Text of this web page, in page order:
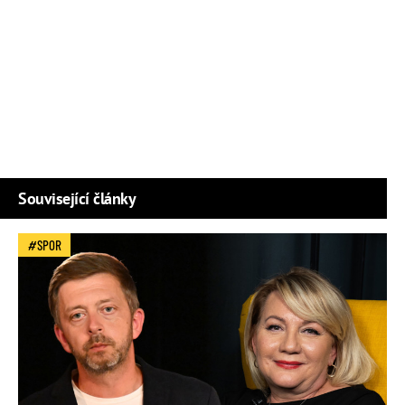
Související články
SPOR